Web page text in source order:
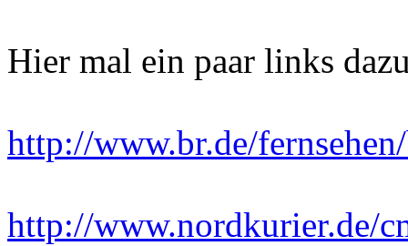
Hier mal ein paar links
http://www.br.de/
http://www.nordkurier.de/